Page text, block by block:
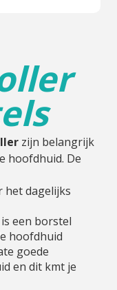
zijn belangrijk
hoofdhuid. De
het dagelijks
is een borstel
hoofdhuid
goede
en dit kmt je